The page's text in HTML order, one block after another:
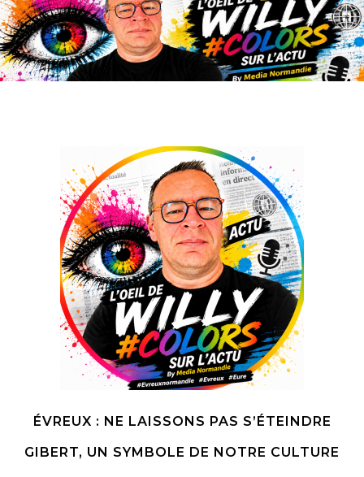
ÉVREUX : NE LAISSONS PAS S’ÉTEINDRE
GIBERT, UN SYMBOLE DE NOTRE CULTURE